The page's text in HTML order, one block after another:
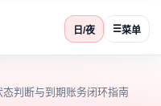
日/夜 ☰菜单
判断与到期账务闭环指南